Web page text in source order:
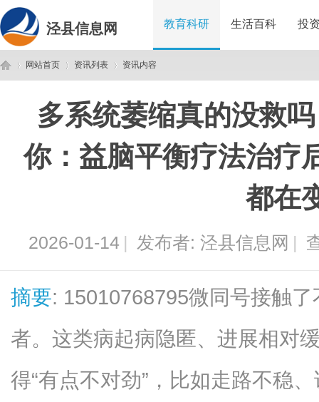
泾县信息网 教育科研 生活百科 投
网站首页 资讯列表
›
资讯内容
多系统萎缩真的没救
你：益脑平衡疗法治疗
都在
2026-01-14 | 发布者: 泾县信息网 |
摘要: 15010768795微同号接触
者。这类病起病隐匿、进展相对
得“有点不对劲”，比如走路不稳